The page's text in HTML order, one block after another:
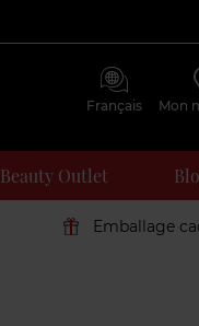
Français Mon
Beauty Outlet
Emballage